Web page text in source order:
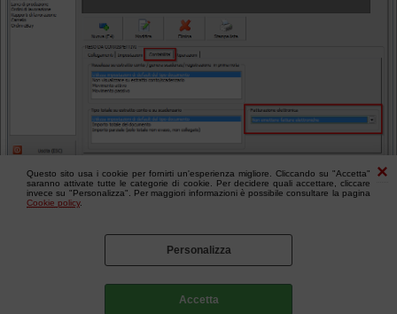
Questo sito usa i cookie per fornirti un'esperienza migliore. Cliccando su "Accetta"
saranno attivate tutte le categorie di cookie. Per decidere quali accettare, cliccare
invece su "Personalizza". Per maggiori informazioni è possibile consultare la pagina
Cookie policy.
Personalizza
Accetta